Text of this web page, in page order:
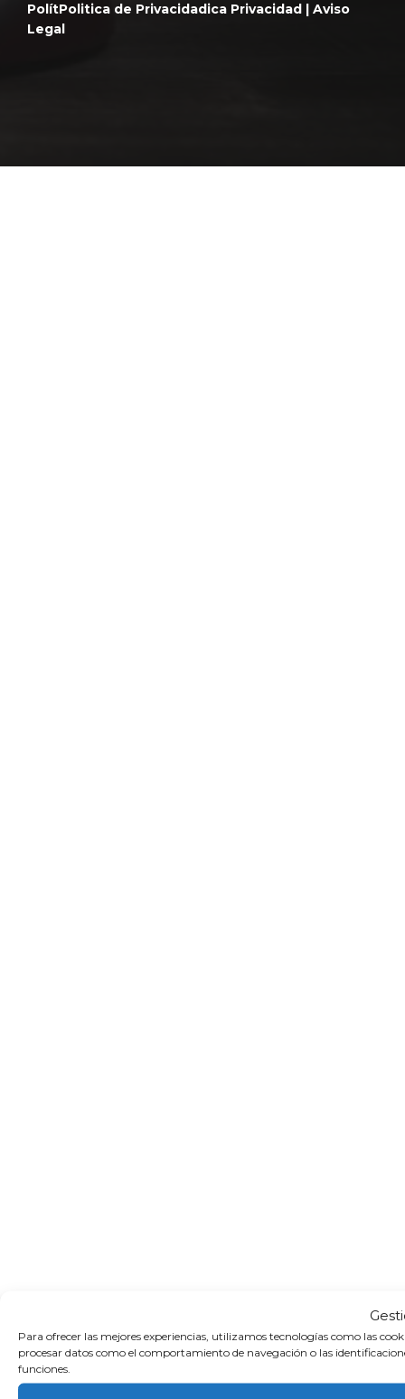
Para ofrecer las mejores experiencias, utilizamos tecnologías como las
procesar datos como el comportamiento de navegación o las
funciones.
PolítPolitica de Privacidad ica Privacidad | Aviso
Legal